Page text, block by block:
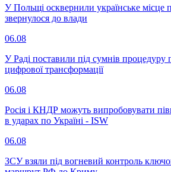
У Польщі осквернили українське місце
звернулося до влади
06.08
У Раді поставили під сумнів процедуру
цифрової трансформації
06.08
Росія і КНДР можуть випробовувати
в ударах по Україні - ISW
06.08
ЗСУ взяли під вогневий контроль